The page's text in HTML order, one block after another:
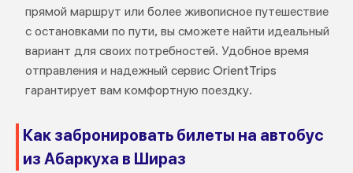
прямой маршрут или более живописное путешествие
с остановками по пути, вы сможете найти идеальный
вариант для своих потребностей. Удобное время
отправления и надежный сервис OrientTrips
гарантирует вам комфортную поездку.
Как забронировать билеты на автобус
из Абаркуха в Шираз